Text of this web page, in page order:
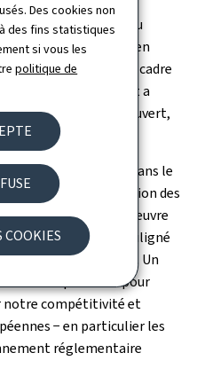
Des cookies non
des fins statistiques
si vous les
politique de
COOKIES
les conclusions du
numérique en
ambition dans le cadre
numérique et a
numérique ouvert,
fiables.
sur la simplification dans le
l'accent sur la réduction des
meilleure mise en œuvre
la ministre a souligné
un réflexe européen. Un
est indispensable pour
notre compétitivité et
− en particulier les
réglementaire